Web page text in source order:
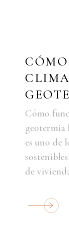
Cómo
es uno de
de